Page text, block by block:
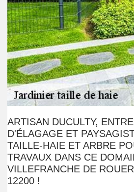
ARTISAN DUCULTY,
D'ÉLAGAGE ET
TAILLE-HAIE ET ARBRE
TRAVAUX DANS CE
VILLEFRANCHE DE
12200 !